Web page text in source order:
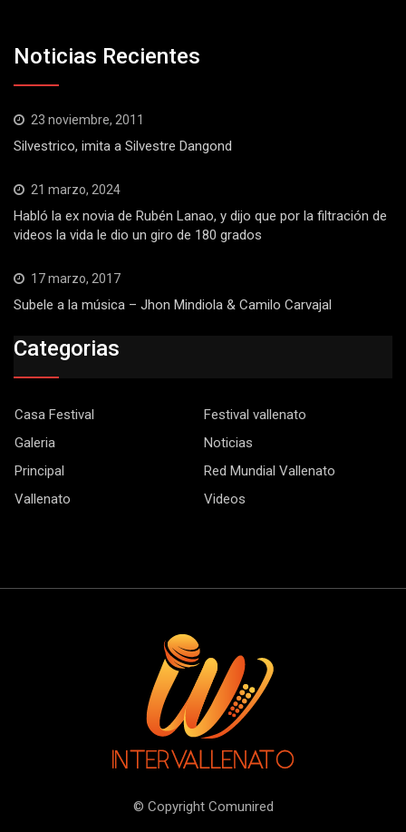
Noticias Recientes
23 noviembre, 2011
Silvestrico, imita a Silvestre Dangond
21 marzo, 2024
Habló la ex novia de Rubén Lanao, y dijo que por la filtración de
videos la vida le dio un giro de 180 grados
17 marzo, 2017
Subele a la música – Jhon Mindiola & Camilo Carvajal
Categorias
Casa Festival
Festival vallenato
Galeria
Noticias
Principal
Red Mundial Vallenato
Vallenato
Videos
© Copyright Comunired